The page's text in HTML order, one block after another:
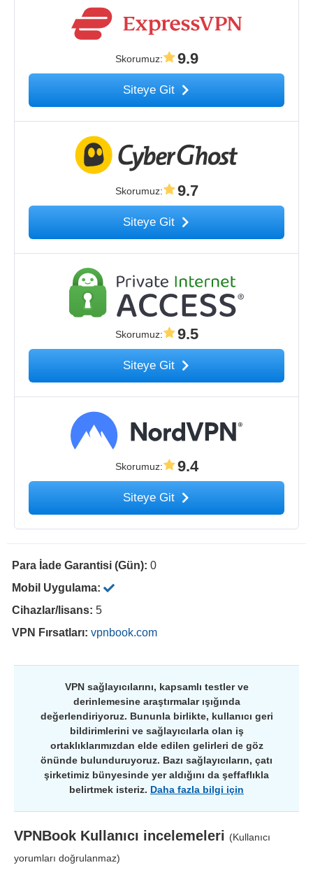
Skorumuz: 9.9
Siteye Git
Skorumuz: 9.7
Siteye Git
Skorumuz: 9.5
Siteye Git
Skorumuz: 9.4
Siteye Git
Para İade Garantisi (Gün): 0
Mobil Uygulama:
Cihazlar/lisans: 5
VPN Fırsatları: vpnbook.com
VPN sağlayıcılarını, kapsamlı testler ve
derinlemesine araştırmalar ışığında
değerlendiriyoruz. Bununla birlikte, kullanıcı geri
bildirimlerini ve sağlayıcılarla olan iş
ortaklıklarımızdan elde edilen gelirleri de göz
önünde bulunduruyoruz. Bazı sağlayıcıların, çatı
şirketimiz bünyesinde yer aldığını da şeffaflıkla
belirtmek isteriz. Daha fazla bilgi için
VPNBook Kullanıcı incelemeleri (Kullanıcı
yorumları doğrulanmaz)